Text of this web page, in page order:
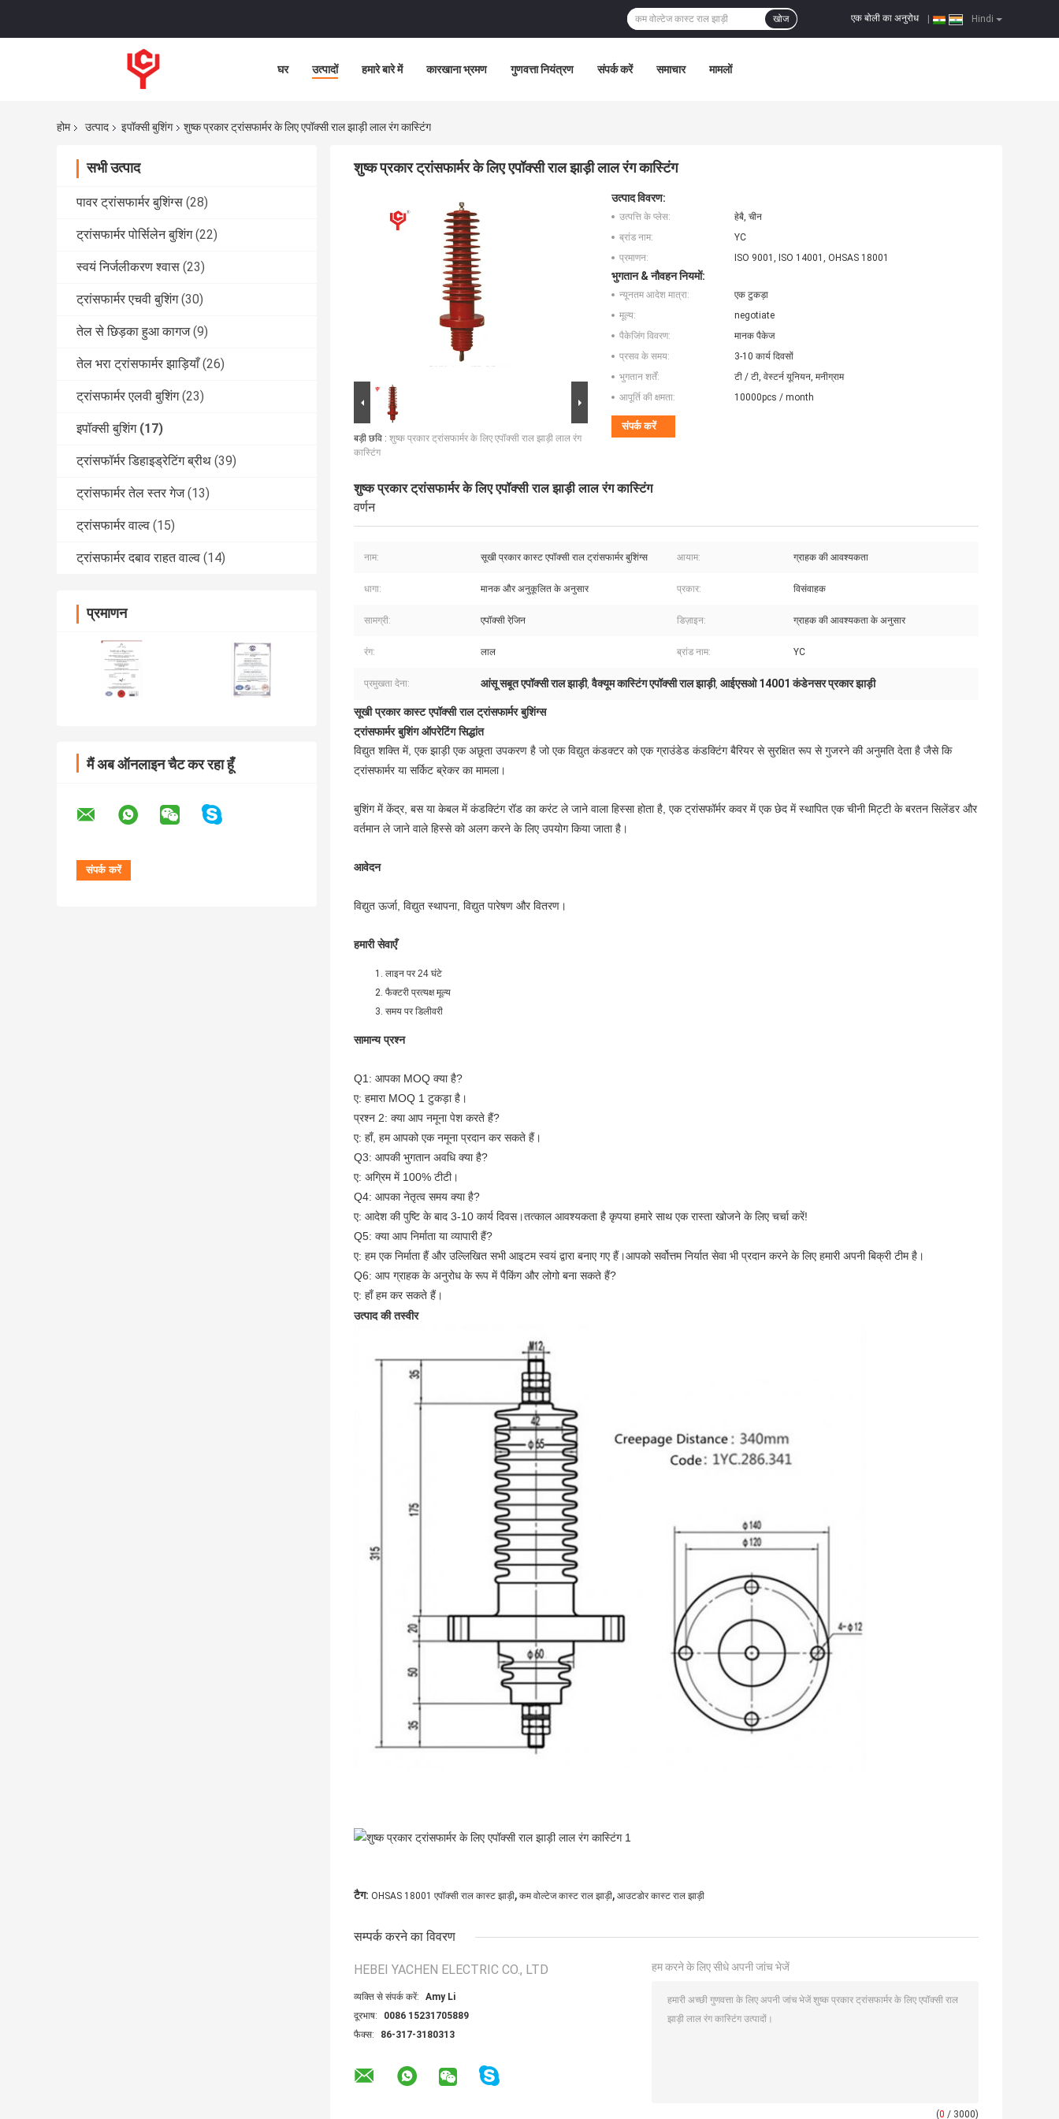
Hindi
एक बोली का अनुरोध
खोज
घर उत्पादों हमारे बारे में कारखाना भ्रमण गुणवत्ता नियंत्रण संपर्क करें समाचार मामलों
होम उत्पाद इपॉक्सी बुशिंग शुष्क प्रकार ट्रांसफार्मर के लिए एपॉक्सी राल झाड़ी लाल रंग कास्टिंग
सभी उत्पाद
पावर ट्रांसफार्मर बुशिंग्स (28)
ट्रांसफार्मर पोर्सिलेन बुशिंग (22)
स्वयं निर्जलीकरण श्वास (23)
ट्रांसफार्मर एचवी बुशिंग (30)
तेल से छिड़का हुआ कागज (9)
तेल भरा ट्रांसफार्मर झाड़ियाँ (26)
ट्रांसफार्मर एलवी बुशिंग (23)
इपॉक्सी बुशिंग (17)
ट्रांसफॉर्मर डिहाइड्रेटिंग ब्रीथ (39)
ट्रांसफार्मर तेल स्तर गेज (13)
ट्रांसफार्मर वाल्व (15)
ट्रांसफार्मर दबाव राहत वाल्व (14)
प्रमाणन
मैं अब ऑनलाइन चैट कर रहा हूँ
शुष्क प्रकार ट्रांसफार्मर के लिए एपॉक्सी राल झाड़ी लाल रंग कास्टिंग
बड़ी छवि : शुष्क प्रकार ट्रांसफार्मर के लिए एपॉक्सी राल झाड़ी लाल रंग
कास्टिंग
उत्पाद विवरण:
उत्पत्ति के प्लेस:
हेबै, चीन
ब्रांड नाम:
YC
प्रमाणन:
ISO 9001, ISO 14001, OHSAS 18001
भुगतान & नौवहन नियमों:
न्यूनतम आदेश मात्रा:
एक टुकड़ा
मूल्य:
negotiate
पैकेजिंग विवरण:
मानक पैकेज
प्रसव के समय:
3-10 कार्य दिवसों
भुगतान शर्तें:
टी / टी, वेस्टर्न यूनियन, मनीग्राम
आपूर्ति की क्षमता:
10000pcs / month
संपर्क करें
शुष्क प्रकार ट्रांसफार्मर के लिए एपॉक्सी राल झाड़ी लाल रंग कास्टिंग
वर्णन
नाम: सूखी प्रकार कास्ट एपॉक्सी राल ट्रांसफार्मर बुशिंग्स आयाम: ग्राहक की आवश्यकता
धागा: मानक और अनुकूलित के अनुसार प्रकार: विसंवाहक
सामग्री: एपॉक्सी रेजि़न डिज़ाइन: ग्राहक की आवश्यकता के अनुसार
रंग: लाल ब्रांड नाम: YC
प्रमुखता देना: आंसू सबूत एपॉक्सी राल झाड़ी,वैक्यूम कास्टिंग एपॉक्सी राल झाड़ी, आईएसओ 14001 कंडेनसर प्रकार झाड़ी
सूखी प्रकार कास्ट एपॉक्सी राल ट्रांसफार्मर बुशिंग्स
ट्रांसफार्मर बुशिंग ऑपरेटिंग सिद्धांत
विद्युत शक्ति में, एक झाड़ी एक अछूता उपकरण है जो एक विद्युत कंडक्टर को एक ग्राउंडेड कंडक्टिंग बैरियर से सुरक्षित रूप से गुजरने की अनुमति देता है जैसे कि
ट्रांसफार्मर या सर्किट ब्रेकर का मामला।
बुशिंग में केंद्र, बस या केबल में कंडक्टिंग रॉड का करंट ले जाने वाला हिस्सा होता है, एक ट्रांसफॉर्मर कवर में एक छेद में स्थापित एक चीनी मिट्टी के बरतन सिलेंडर और
वर्तमान ले जाने वाले हिस्से को अलग करने के लिए उपयोग किया जाता है।
आवेदन
विद्युत ऊर्जा, विद्युत स्थापना, विद्युत पारेषण और वितरण।
हमारी सेवाएँ
लाइन पर 24 घंटे
फैक्टरी प्रत्यक्ष मूल्य
समय पर डिलीवरी
सामान्य प्रश्न
Q1: आपका MOQ क्या है?
ए: हमारा MOQ 1 टुकड़ा है।
प्रश्न 2: क्या आप नमूना पेश करते हैं?
ए: हाँ, हम आपको एक नमूना प्रदान कर सकते हैं।
Q3: आपकी भुगतान अवधि क्या है?
ए: अग्रिम में 100% टीटी।
Q4: आपका नेतृत्व समय क्या है?
ए: आदेश की पुष्टि के बाद 3-10 कार्य दिवस।तत्काल आवश्यकता है कृपया हमारे साथ एक रास्ता खोजने के लिए चर्चा करें!
Q5: क्या आप निर्माता या व्यापारी हैं?
ए: हम एक निर्माता हैं और उल्लिखित सभी आइटम स्वयं द्वारा बनाए गए हैं।आपको सर्वोत्तम निर्यात सेवा भी प्रदान करने के लिए हमारी अपनी बिक्री टीम है।
Q6: आप ग्राहक के अनुरोध के रूप में पैकिंग और लोगो बना सकते हैं?
ए: हाँ हम कर सकते हैं।
उत्पाद की तस्वीर
टैग: OHSAS 18001 एपॉक्सी राल कास्ट झाड़ी, कम वोल्टेज कास्ट राल झाड़ी, आउटडोर कास्ट राल झाड़ी
सम्पर्क करने का विवरण
HEBEI YACHEN ELECTRIC CO., LTD
व्यक्ति से संपर्क करें:
Amy Li
दूरभाष:
0086 15231705889
फैक्स:
86-317-3180313
हम करने के लिए सीधे अपनी जांच भेजें
(0 / 3000)